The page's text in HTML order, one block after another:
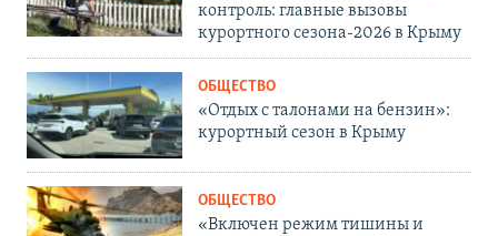
контроль: главные вызовы
курортного сезона-2026 в Крыму
ОБЩЕСТВО
«Отдых с талонами на бензин»:
курортный сезон в Крыму
ОБЩЕСТВО
«Включен режим тишины и